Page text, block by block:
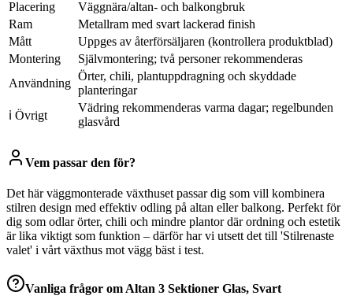
Placering
Väggnära/altan- och balkongbruk
Ram
Metallram med svart lackerad finish
Mått
Uppges av återförsäljaren (kontrollera produktblad)
Montering
Självmontering; två personer rekommenderas
Användning
Örter, chili, plantuppdragning och skyddade
planteringar
ℹ Övrigt
Vädring rekommenderas varma dagar; regelbunden
glasvård
Vem passar den för?
Det här väggmonterade växthuset passar dig som vill kombinera
stilren design med effektiv odling på altan eller balkong. Perfekt för
dig som odlar örter, chili och mindre plantor där ordning och estetik
är lika viktigt som funktion – därför har vi utsett det till 'Stilrenaste
valet' i vårt växthus mot vägg bäst i test.
Vanliga frågor omAltan 3 Sektioner Glas, Svart